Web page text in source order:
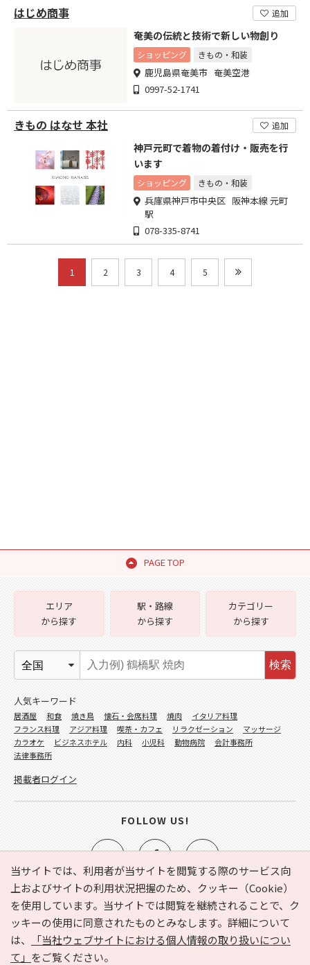
はじめ商事 追加
奄美の伝統と技術で新しい物創り
ショッピング きもの・和装
鹿児島県奄美市 奄美空港
0997-52-1741
きもの はなせ 本社 追加
神戸元町で着物の着付け・販売を行
います
ショッピング きもの・和装
兵庫県神戸市中央区 阪神本線 元町
駅
078-335-8741
1 2 3 4 5
PAGE TOP
当サイトでは、利用者が当サイトを閲覧する際のサービス向
上およびサイトの利用状況把握のため、クッキー（Cookie）
を使用しています。当サイトでは閲覧を継続されることで、ク
ッキーの使用に同意されたものとみなします。詳細について
は、
「当社ウェブサイトにおける個人情報の取り扱いについ
て」 をご覧ください。
e-NAVITA（イーナビタ）とは？ お気に入り
ヘルプ
利用規約
個人情報の取り扱いについて
運営会社
サイトマップ
広告掲載に関するお問い合わせ
エリア
から探す
駅・路線
から探す
カテゴリー
から探す
検索
人気キーワード
居酒屋 和食 焼き鳥 懐石・会席料理 焼肉
イタリア料理
フランス料理
アジア料理 喫茶・カフェ リラクゼーション
マッサージ
カラオケ
ビジネスホテル 内科 小児科 動物病院
会計事務所
法律事務所
掲載者ログイン
FOLLOW US!